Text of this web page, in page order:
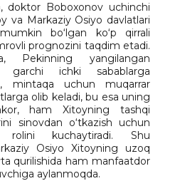
doktor Boboxonov uchinchi
va Markaziy Osiyo davlatlari
bo‘lgan ko‘p qirrali
prognozini taqdim etadi.
Pekinning yangilangan
garchi ichki sabablarga
mintaqa uchun muqarrar
olib keladi, bu esa uning
ham Xitoyning tashqi
sinovdan o‘tkazish uchun
rolini kuchaytiradi. Shu
Osiyo Xitoyning uzoq
qurilishida ham manfaatdor
aylanmoqda.